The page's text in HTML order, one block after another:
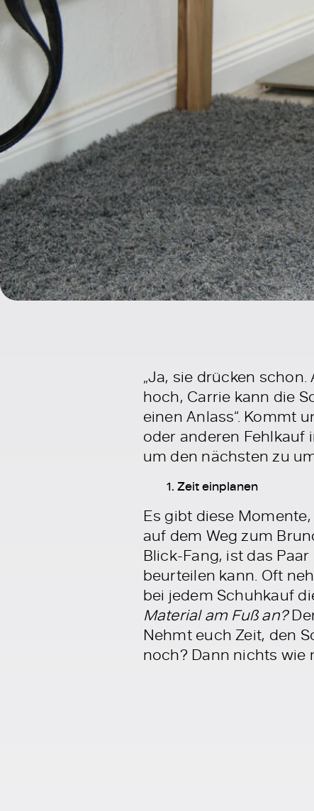
„Ja, sie drücken
hoch, Carrie kann die
einen Anlass“. Kommt
oder anderen Fehlkauf
um den nächsten zu
Zeit einplanen
Es gibt diese
auf dem Weg zum
Blick-Fang, ist das
beurteilen kann. Oft
bei jedem Schuhkauf
Material am Fuß an?
Nehmt euch Zeit, den
noch? Dann nichts wie